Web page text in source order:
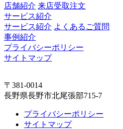
店舗紹介 来店受取注文
サービス紹介
サービス紹介 よくあるご質問
事例紹介
プライバシーポリシー
サイトマップ
〒381-0014
長野県長野市北尾張部715-7
プライバシーポリシー
サイトマップ